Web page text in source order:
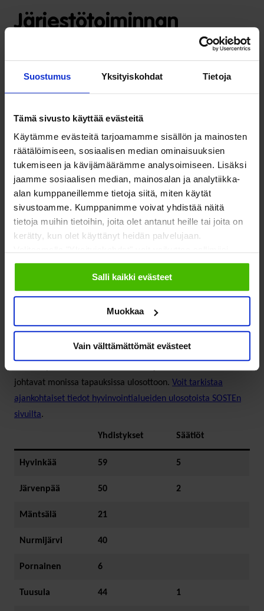
Suostumus Yksityiskohdat Tietoja
Tämä sivusto käyttää evästeitä
Käytämme evästeitä tarjoamamme sisällön ja mainosten
räätälöimiseen, sosiaalisen median ominaisuuksien
tukemiseen ja kävijämäärämme analysoimiseen. Lisäksi
jaamme sosiaalisen median, mainosalan ja analytiikka-
alan kumppaneillemme tietoja siitä, miten käytät
sivustoamme. Kumppanimme voivat yhdistää näitä
tietoja muihin tietoihin, joita olet antanut heille tai joita on
kerätty, kun olet käyttänyt heidän palvelujaan.
evästeisiin.
Salli kaikki evästeet
Muokkaa
Vain välttämättömät evästeet
Järjestötoiminnan
Uudenmaan
hyvinvointialueelta
Tutustu erilaisiin esimerkkeihin oman alueesi
järjestötoiminnasta ja millaisia vaikutuksia niihin
kohdistuvilla leikkauksilla voi ollaLänsi-, Keski- ja Itä-
Uudellamaalla.
Asiakasmaksut alueella
he sairastavat enemmän ja he tarvitsevat eniten palveluita.
Kolmasosa terveyspalveluidenjalähes puolet
sosiaalipalveluidenkäyttäjistä kertoo korkeiden maksujen
johtavat monissa tapauksissa ulosottoon. Voit tarkistaa
ajankohtaiset tiedot hyvinvointialueiden ulosotoista SOSTEn
sivuilta.
Yhdistykset Säätiöt
Hyvinkää 59 5
Järvenpää 50 2
Mäntsälä 21
Nurmijärvi 40
Pornainen 6
Tuusula 44 1